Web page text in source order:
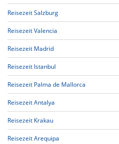
Reisezeit Salzburg
Reisezeit Valencia
Reisezeit Madrid
Reisezeit Istanbul
Reisezeit Palma de Mallorca
Reisezeit Antalya
Reisezeit Krakau
Reisezeit Arequipa